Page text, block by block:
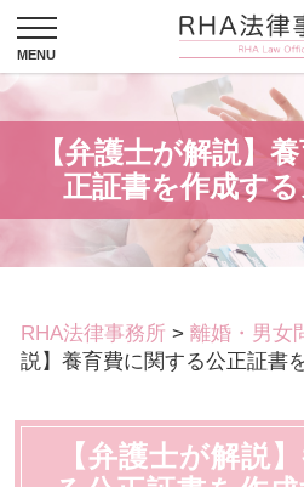
【弁護士が解説】
正証書を作成す
RHA法律事務所 > 離婚・男女
説】養育費に関する公正証書
【弁護士が解説